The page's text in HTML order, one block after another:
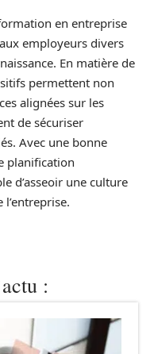
en entreprise
employeurs divers
En matière de
permettent non
alignées sur les
de sécuriser
Avec une bonne
planification
d’asseoir une culture
l’entreprise.
: